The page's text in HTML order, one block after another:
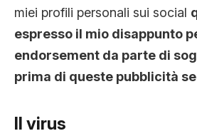
miei profili personali sui social
espresso il mio disappunto
endorsement da parte di
prima di queste pubblicità
Il virus